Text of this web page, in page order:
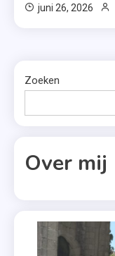
juni 26, 2026
Zoeken
Over mij